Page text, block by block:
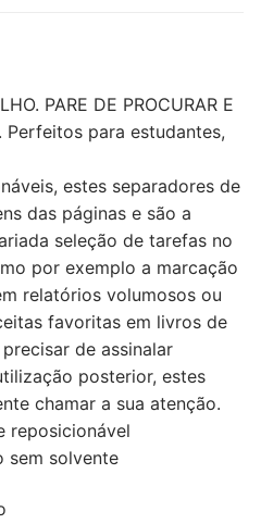
PARE DE PROCURAR E
Perfeitos para estudantes,
estes separadores de
das páginas e são a
seleção de tarefas no
por exemplo a marcação
relatórios volumosos ou
favoritas em livros de
de assinalar
posterior, estes
chamar a sua atenção.
reposicionável
sem solvente